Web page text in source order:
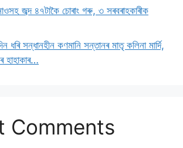
জব্দ ৪৭টাকৈ চোৰাং গৰু, ৩ সৰবৰাহকাৰীক
ধৰি সন্ধানহীন কণমানি সন্তানৰ মাতৃ কলিনা মাৰ্দি,
হাহাকাৰ…
Comments